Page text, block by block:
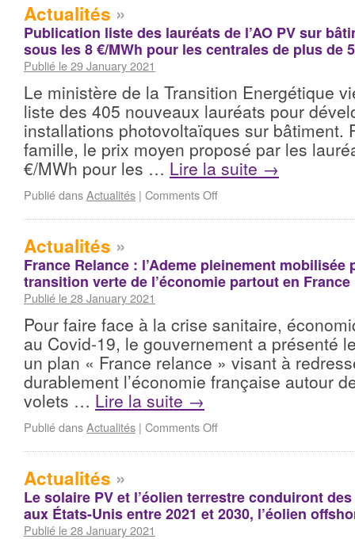
Actualités »
Publication liste des lauréats de l’AO PV sur
sous les 8 €/MWh pour les centrales de plus de
Publié le 29 January 2021
Le ministère de la Transition Energétique
liste des 405 nouveaux lauréats pour
installations photovoltaïques sur bâtiment.
famille, le prix moyen proposé par les
€/MWh pour les … Lire la suite →
Publié dansActualités | Comments Off
Actualités »
France Relance : l’Ademe pleinement mobilisée
transition verte de l’économie partout en France
Publié le 28 January 2021
Pour faire face à la crise sanitaire,
au Covid-19, le gouvernement a présenté
un plan « France relance » visant à
durablement l’économie française autour
volets … Lire la suite →
Publié dansActualités | Comments Off
Actualités »
Le solaire PV et l’éolien terrestre conduiront
aux États-Unis entre 2021 et 2030, l’éolien
Publié le 28 January 2021